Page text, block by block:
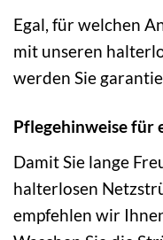
Egal, für welchen
mit unseren
werden Sie
Pflegehinweise für
Damit Sie lange
halterlosen
empfehlen wir